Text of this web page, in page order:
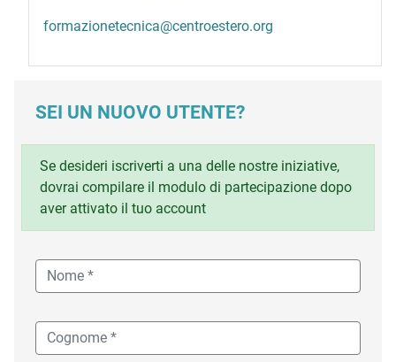
formazionetecnica@centroestero.org
SEI UN NUOVO UTENTE?
Se desideri iscriverti a una delle nostre iniziative,
dovrai compilare il modulo di partecipazione dopo
aver attivato il tuo account